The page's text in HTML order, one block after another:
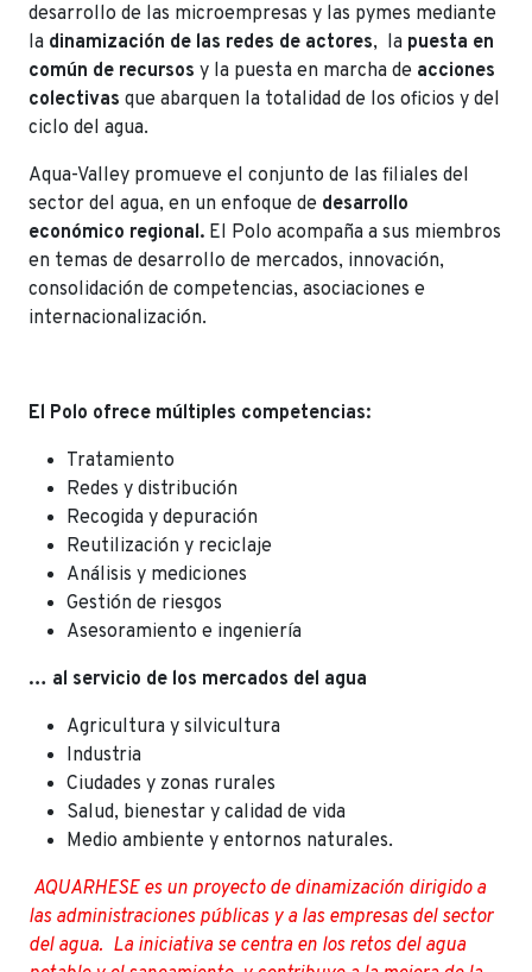
desarrollo de las microempresas y las pymes mediante
la dinamización de las redes de actores, la puesta en
común de recursos y la puesta en marcha de acciones
colectivas que abarquen la totalidad de los oficios y del
ciclo del agua.
Aqua-Valley promueve el conjunto de las filiales del
sector del agua, en un enfoque de desarrollo
económico regional. El Polo acompaña a sus miembros
en temas de desarrollo de mercados, innovación,
consolidación de competencias, asociaciones e
internacionalización.
El Polo ofrece múltiples competencias:
Tratamiento
Redes y distribución
Recogida y depuración
Reutilización y reciclaje
Análisis y mediciones
Gestión de riesgos
Asesoramiento e ingeniería
… al servicio de los mercados del agua
Agricultura y silvicultura
Industria
Ciudades y zonas rurales
Salud, bienestar y calidad de vida
Medio ambiente y entornos naturales.
AQUARHESE es un proyecto de dinamización dirigido a
las administraciones públicas y a las empresas del sector
del agua. La iniciativa se centra en los retos del agua